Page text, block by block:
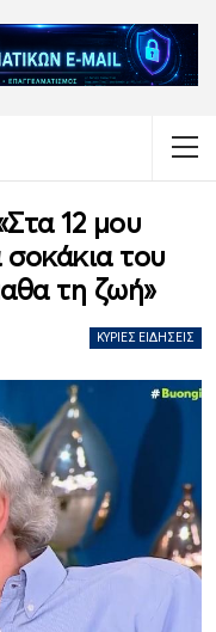
12 μου
του
τη ζωή»
ΚΎΡΙΕΣ ΕΙΔΉΣΕΙΣ